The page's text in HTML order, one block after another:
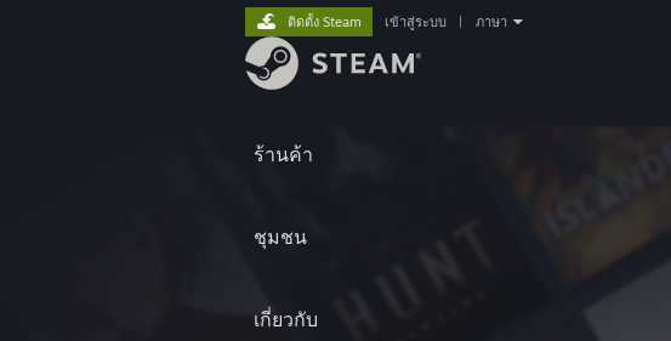
ร้านค้า
ชุมชน
เกี่ยวกับ
ติดตั้ง Steam เข้าสู่ระบบ ภาษา